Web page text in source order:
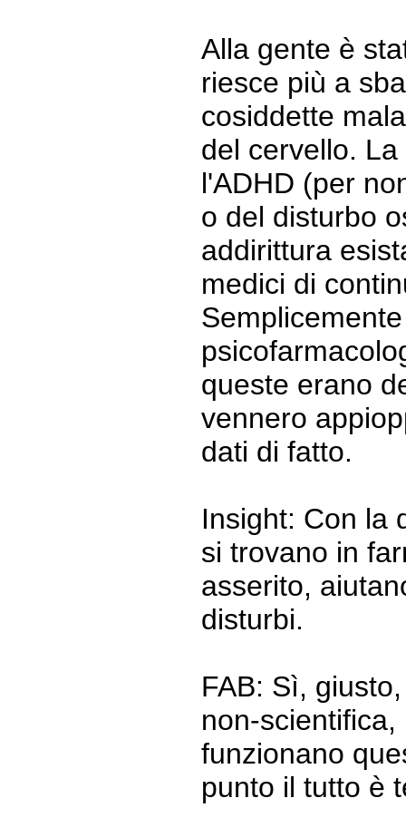
Alla gente è
riesce più a
cosiddette
del cervello.
l'ADHD (per
o del disturbo
addirittura
medici di
queste erano
vennero
dati di fatto.
Insight: Con la
si trovano in
asserito,
disturbi.
FAB: Sì,
non-
funzionano
punto il tutto è